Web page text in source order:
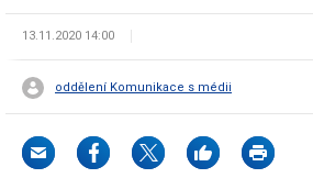
13.11.2020 14:00
oddělení Komunikace s médii